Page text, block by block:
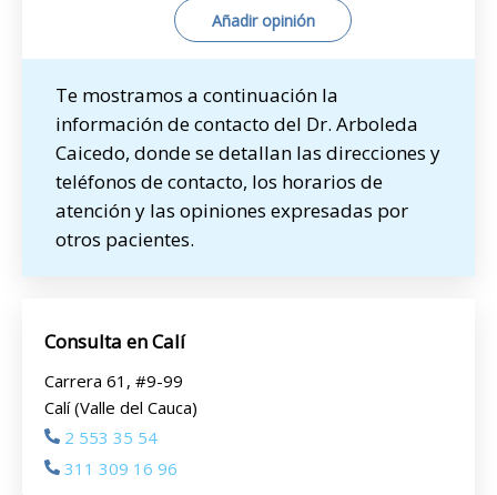
Añadir opinión
Te mostramos a continuación la
información de contacto del Dr. Arboleda
Caicedo, donde se detallan las direcciones y
teléfonos de contacto, los horarios de
atención y las opiniones expresadas por
otros pacientes.
Consulta en Calí
Carrera 61, #9-99
Calí (Valle del Cauca)
2 553 35 54
311 309 16 96